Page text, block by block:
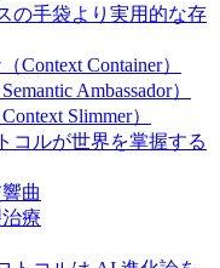
の手袋より実用的な存
Container）
Ambassador）
Slimmer）
コルが世界を掌握する
曲
療